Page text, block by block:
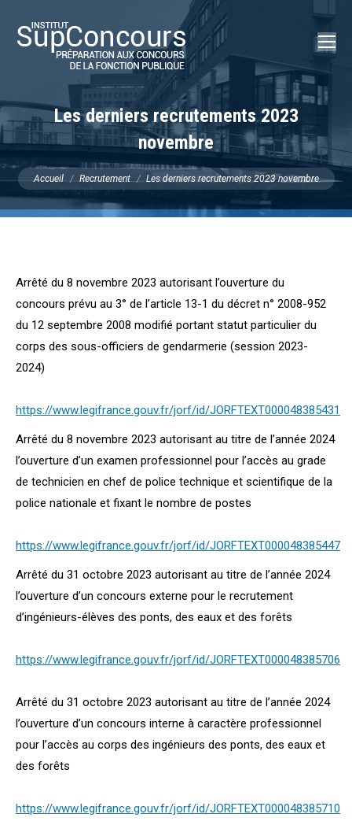
:
Les derniers recrutements 2023
novembre
Vous êtes ici :
Accueil Recrutement Les derniers recrutements 2023 novembre
Arrêté du 8 novembre 2023 autorisant l’ouverture du
concours prévu au 3° de l’article 13-1 du décret n° 2008-952
du 12 septembre 2008 modifié portant statut particulier du
corps des sous-officiers de gendarmerie (session 2023-
2024)
https://www.legifrance.gouv.fr/jorf/id/JORFTEXT000048385431
Arrêté du 8 novembre 2023 autorisant au titre de l’année 2024
l’ouverture d’un examen professionnel pour l’accès au grade
de technicien en chef de police technique et scientifique de la
police nationale et fixant le nombre de postes
https://www.legifrance.gouv.fr/jorf/id/JORFTEXT000048385447
Arrêté du 31 octobre 2023 autorisant au titre de l’année 2024
l’ouverture d’un concours externe pour le recrutement
d’ingénieurs-élèves des ponts, des eaux et des forêts
https://www.legifrance.gouv.fr/jorf/id/JORFTEXT000048385706
Arrêté du 31 octobre 2023 autorisant au titre de l’année 2024
l’ouverture d’un concours interne à caractère professionnel
pour l’accès au corps des ingénieurs des ponts, des eaux et
des forêts
https://www.legifrance.gouv.fr/jorf/id/JORFTEXT000048385710